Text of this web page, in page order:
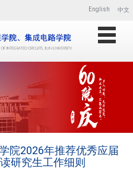
English 中文
院2026年推荐优秀应届
研究生工作细则